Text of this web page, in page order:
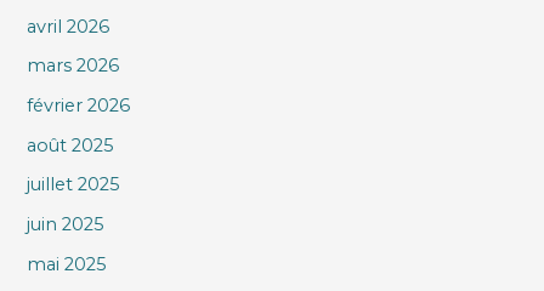
avril 2026
mars 2026
février 2026
août 2025
juillet 2025
juin 2025
mai 2025